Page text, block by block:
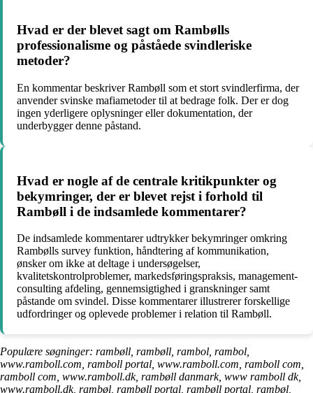
Hvad er der blevet sagt om Rambølls
professionalisme og påståede svindleriske
metoder?
En kommentar beskriver Rambøll som et stort svindlerfirma, der
anvender svinske mafiametoder til at bedrage folk. Der er dog
ingen yderligere oplysninger eller dokumentation, der
underbygger denne påstand.
Hvad er nogle af de centrale kritikpunkter og
bekymringer, der er blevet rejst i forhold til
Rambøll i de indsamlede kommentarer?
De indsamlede kommentarer udtrykker bekymringer omkring
Rambølls survey funktion, håndtering af kommunikation,
ønsker om ikke at deltage i undersøgelser,
kvalitetskontrolproblemer, markedsføringspraksis, management-
consulting afdeling, gennemsigtighed i granskninger samt
påstande om svindel. Disse kommentarer illustrerer forskellige
udfordringer og oplevede problemer i relation til Rambøll.
Populære søgninger: rambøll, rambøll, rambol, rambol,
www.ramboll.com, ramboll portal, www.ramboll.com, ramboll com,
ramboll com, www.ramboll.dk, rambøll danmark, www ramboll dk,
www.ramboll.dk, rambøl, rambøll portal, rambøll portal, rambøl,